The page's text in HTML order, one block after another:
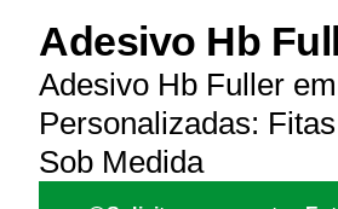
Adesivo Hb
Adesivo Hb Fuller
Personalizadas:
Sob Medida